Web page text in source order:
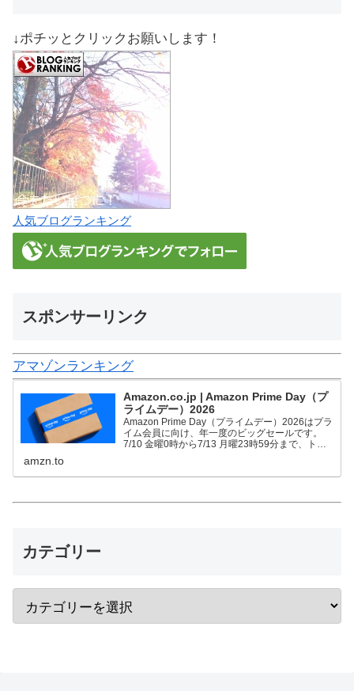
↓ポチッとクリックお願いします！
人気ブログランキング
スポンサーリンク
アマゾンランキング
Amazon.co.jp | Amazon Prime Day（プ
ライムデー）2026
Amazon Prime Day（プライムデー）2026はプラ
イム会員に向け、年一度のビッグセールです。
7/10 金曜0時から7/13 月曜23時59分まで、トッ
amzn.to
カテゴリー